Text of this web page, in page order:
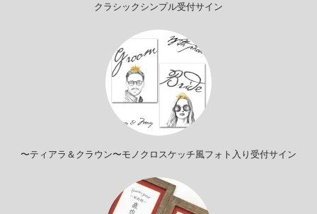
クラシックシンプル受付サイン
〜ティアラ＆クラウン〜モノクロスケッチ風フォト入り受付サイン